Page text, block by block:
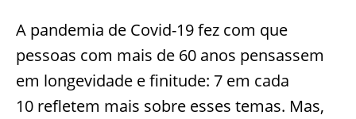
A pandemia de Covid-19 fez com que
pessoas com mais de 60 anos pensassem
em longevidade e finitude: 7 em cada
10 refletem mais sobre esses temas. Mas,